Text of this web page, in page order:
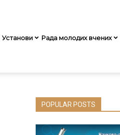
Установи Рада молодих вчених
POPULAR POSTS